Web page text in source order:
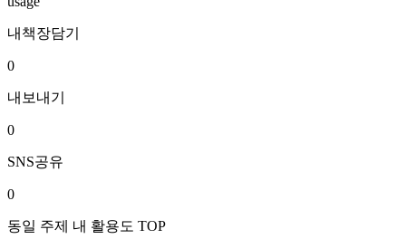
내책장담기
0
내보내기
0
SNS공유
0
동일 주제 내 활용도 TOP